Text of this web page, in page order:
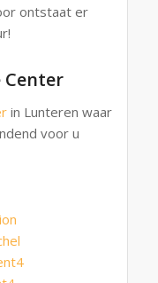
ontstaat er
Center
in Lunteren waar
voor u